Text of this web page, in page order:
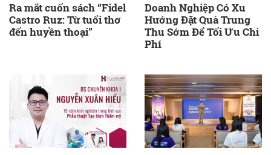
Ra mắt cuốn sách “Fidel
Castro Ruz: Từ tuổi thơ
đến huyền thoại”
Doanh Nghiệp Có Xu
Hướng Đặt Quà Trung
Thu Sớm Để Tối Ưu Chi
Phí